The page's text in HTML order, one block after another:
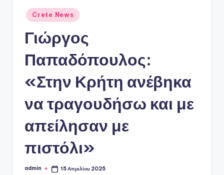
Αναρτήθηκε
σε
Crete News
Γιώργος
Παπαδόπουλος:
«Στην Κρήτη ανέβηκα
να τραγουδήσω και με
απείλησαν με
πιστόλι»
Συγγραφέας:
admin 15 Απριλίου 2025